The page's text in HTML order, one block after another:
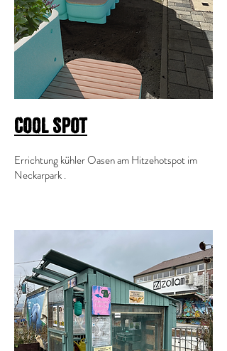
Cool Spot
Errichtung kühler Oasen am Hitzehotspot im
Neckarpark .